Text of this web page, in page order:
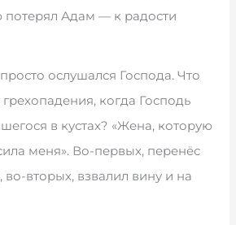
потерял Адам — к радости
ослушался Господа. Что
когда Господь
в кустах? «Жена, которую
меня». Во-первых, перенёс
вторых, взвалил вину и на